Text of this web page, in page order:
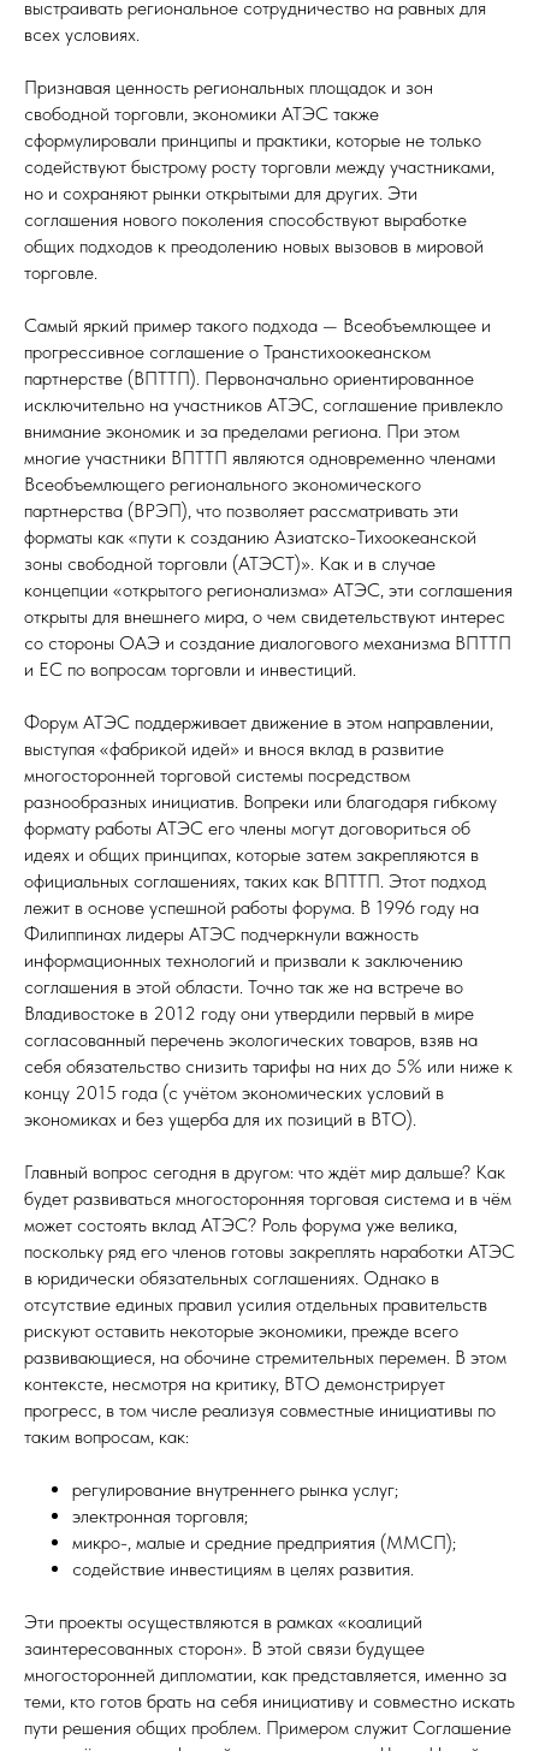
выстраивать региональное сотрудничество на равных для
всех условиях.
Признавая ценность региональных площадок и зон
свободной торговли, экономики АТЭС также
сформулировали принципы и практики, которые не только
содействуют быстрому росту торговли между участниками,
но и сохраняют рынки открытыми для других. Эти
соглашения нового поколения способствуют выработке
общих подходов к преодолению новых вызовов в мировой
торговле.
Самый яркий пример такого подхода — Всеобъемлющее и
прогрессивное соглашение о Транстихоокеанском
партнерстве (ВПТТП). Первоначально ориентированное
исключительно на участников АТЭС, соглашение привлекло
внимание экономик и за пределами региона. При этом
многие участники ВПТТП являются одновременно членами
Всеобъемлющего регионального экономического
партнерства (ВРЭП), что позволяет рассматривать эти
форматы как «пути к созданию Азиатско-Тихоокеанской
зоны свободной торговли (АТЭСТ)». Как и в случае
концепции «открытого регионализма» АТЭС, эти соглашения
открыты для внешнего мира, о чем свидетельствуют интерес
со стороны ОАЭ и создание диалогового механизма ВПТТП
и ЕС по вопросам торговли и инвестиций.
Форум АТЭС поддерживает движение в этом направлении,
выступая «фабрикой идей» и внося вклад в развитие
многосторонней торговой системы посредством
разнообразных инициатив. Вопреки или благодаря гибкому
формату работы АТЭС его члены могут договориться об
идеях и общих принципах, которые затем закрепляются в
официальных соглашениях, таких как ВПТТП. Этот подход
лежит в основе успешной работы форума. В 1996 году на
Филиппинах лидеры АТЭС подчеркнули важность
информационных технологий и призвали к заключению
соглашения в этой области. Точно так же на встрече во
Владивостоке в 2012 году они утвердили первый в мире
согласованный перечень экологических товаров, взяв на
себя обязательство снизить тарифы на них до 5% или ниже к
концу 2015 года (с учётом экономических условий в
экономиках и без ущерба для их позиций в ВТО).
Главный вопрос сегодня в другом: что ждёт мир дальше? Как
будет развиваться многосторонняя торговая система и в чём
может состоять вклад АТЭС? Роль форума уже велика,
поскольку ряд его членов готовы закреплять наработки АТЭС
в юридически обязательных соглашениях. Однако в
отсутствие единых правил усилия отдельных правительств
рискуют оставить некоторые экономики, прежде всего
развивающиеся, на обочине стремительных перемен. В этом
контексте, несмотря на критику, ВТО демонстрирует
прогресс, в том числе реализуя совместные инициативы по
таким вопросам, как:
регулирование внутреннего рынка услуг;
электронная торговля;
микро-, малые и средние предприятия (ММСП);
содействие инвестициям в целях развития.
Эти проекты осуществляются в рамках «коалиций
заинтересованных сторон». В этой связи будущее
многосторонней дипломатии, как представляется, именно за
теми, кто готов брать на себя инициативу и совместно искать
пути решения общих проблем. Примером служит Соглашение